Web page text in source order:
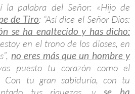
palabra del Señor: «Hijo de
de Tiro: “Así dice el Señor Dios:
se ha enaltecido y has dicho:
en el trono de los dioses, en
no eres más que un hombre y
puesto tu corazón como el
tu gran sabiduría, con tu